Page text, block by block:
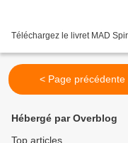
Téléchargez le livret MAD
< Page précédente
Hébergé par Overblog
Top articles